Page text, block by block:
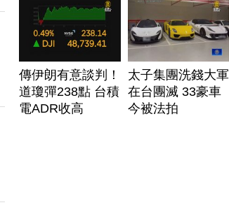
傳伊朗有意談判！
道瓊彈238點 台積
電ADR收高
太子集團洗錢大軍
在台團滅 33豪車
今被法拍